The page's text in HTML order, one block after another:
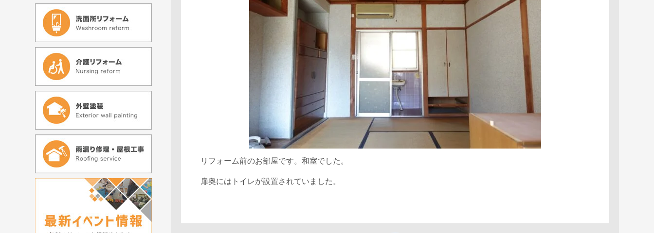
リフォーム前のお部屋です。和室でした。
扉奥にはトイレが設置されていました。